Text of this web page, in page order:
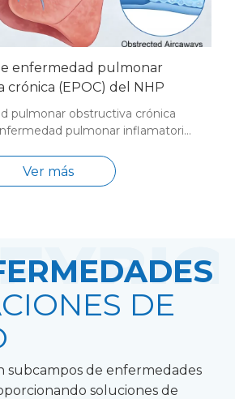
enfermedad pulmonar
crónica (EPOC) del NHP
pulmonar obstructiva crónica
pulmonar inflamatoria
para respirar, tos y producción de
principalmente por la exposición
Ver más
DE
subcampos de enfermedades
soluciones de